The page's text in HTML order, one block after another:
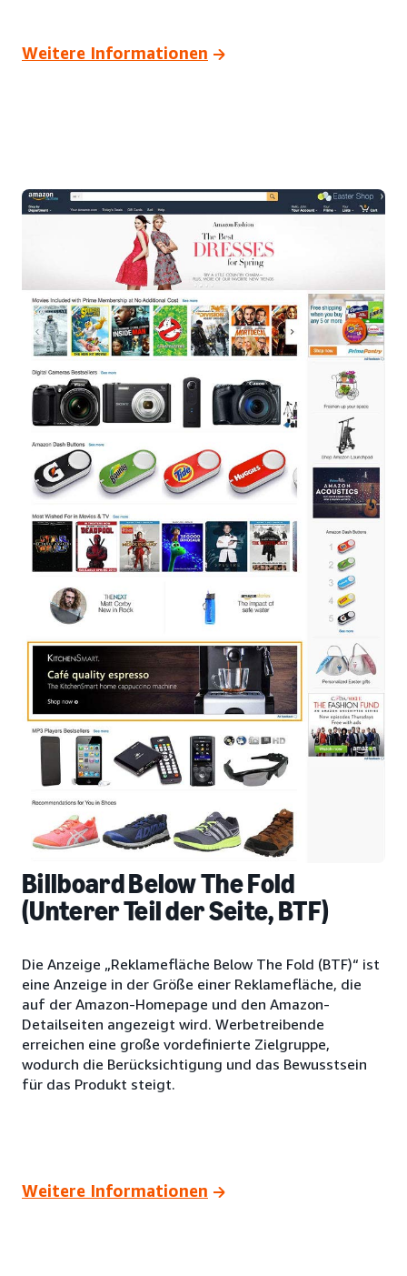
Weitere Informationen
Billboard Below The Fold
(Unterer Teil der Seite, BTF)
Die Anzeige „Reklamefläche Below The Fold (BTF)“ ist
eine Anzeige in der Größe einer Reklamefläche, die
auf der Amazon-Homepage und den Amazon-
Detailseiten angezeigt wird. Werbetreibende
erreichen eine große vordefinierte Zielgruppe,
wodurch die Berücksichtigung und das Bewusstsein
für das Produkt steigt.
Weitere Informationen